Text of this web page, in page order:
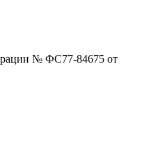
№ ФС77-84675 от